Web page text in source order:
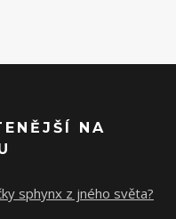
NA
sphynx z jného světa?